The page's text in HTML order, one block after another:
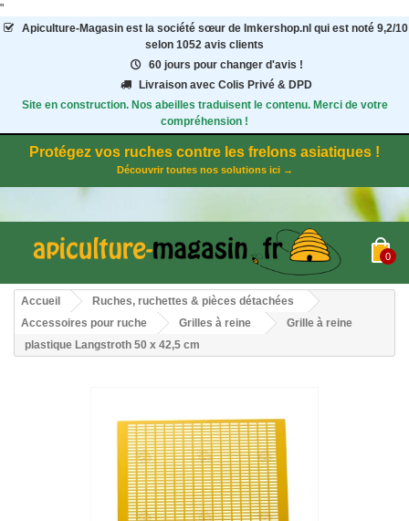
"
Apiculture-Magasinest la société sœur de Imkershop.nl qui est noté 9,2/10
selon 1052 avis clients
60 jours pour changer d'avis !
Livraison avec Colis Privé & DPD
Site en construction. Nos abeilles traduisent le contenu. Merci de votre
compréhension !
Protégez vos ruches contre les frelons asiatiques !
Découvrir toutes nos solutions ici →
0
Accueil
Ruches, ruchettes & pièces détachées
Accessoires pour ruche
Grilles à reine
Grille à reine
plastique Langstroth 50 x 42,5 cm